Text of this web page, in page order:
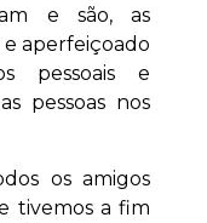
e são, as
e aperfeiçoado
pessoais e
pessoas nos
os amigos
tivemos a fim